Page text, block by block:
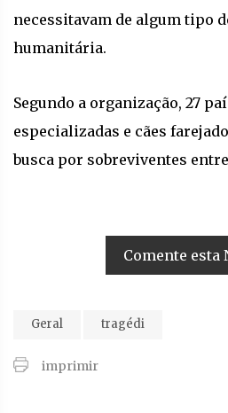
necessitavam de algum tipo
humanitária.
Segundo a organização, 27
especializadas e cães
busca por sobreviventes
Comente esta
Geral tragédi
imprimir